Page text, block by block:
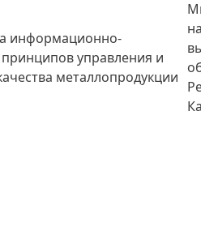
информационно-
управления и
металлопродукции